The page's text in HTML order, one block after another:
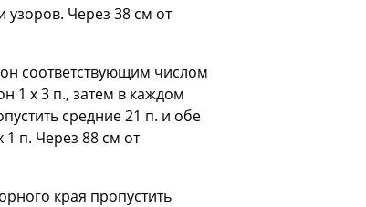
узоров. Через 38 см от
соответствующим числом
1 х 3 п., затем в каждом
средние 21 п. и обе
п. Через 88 см от
края пропустить